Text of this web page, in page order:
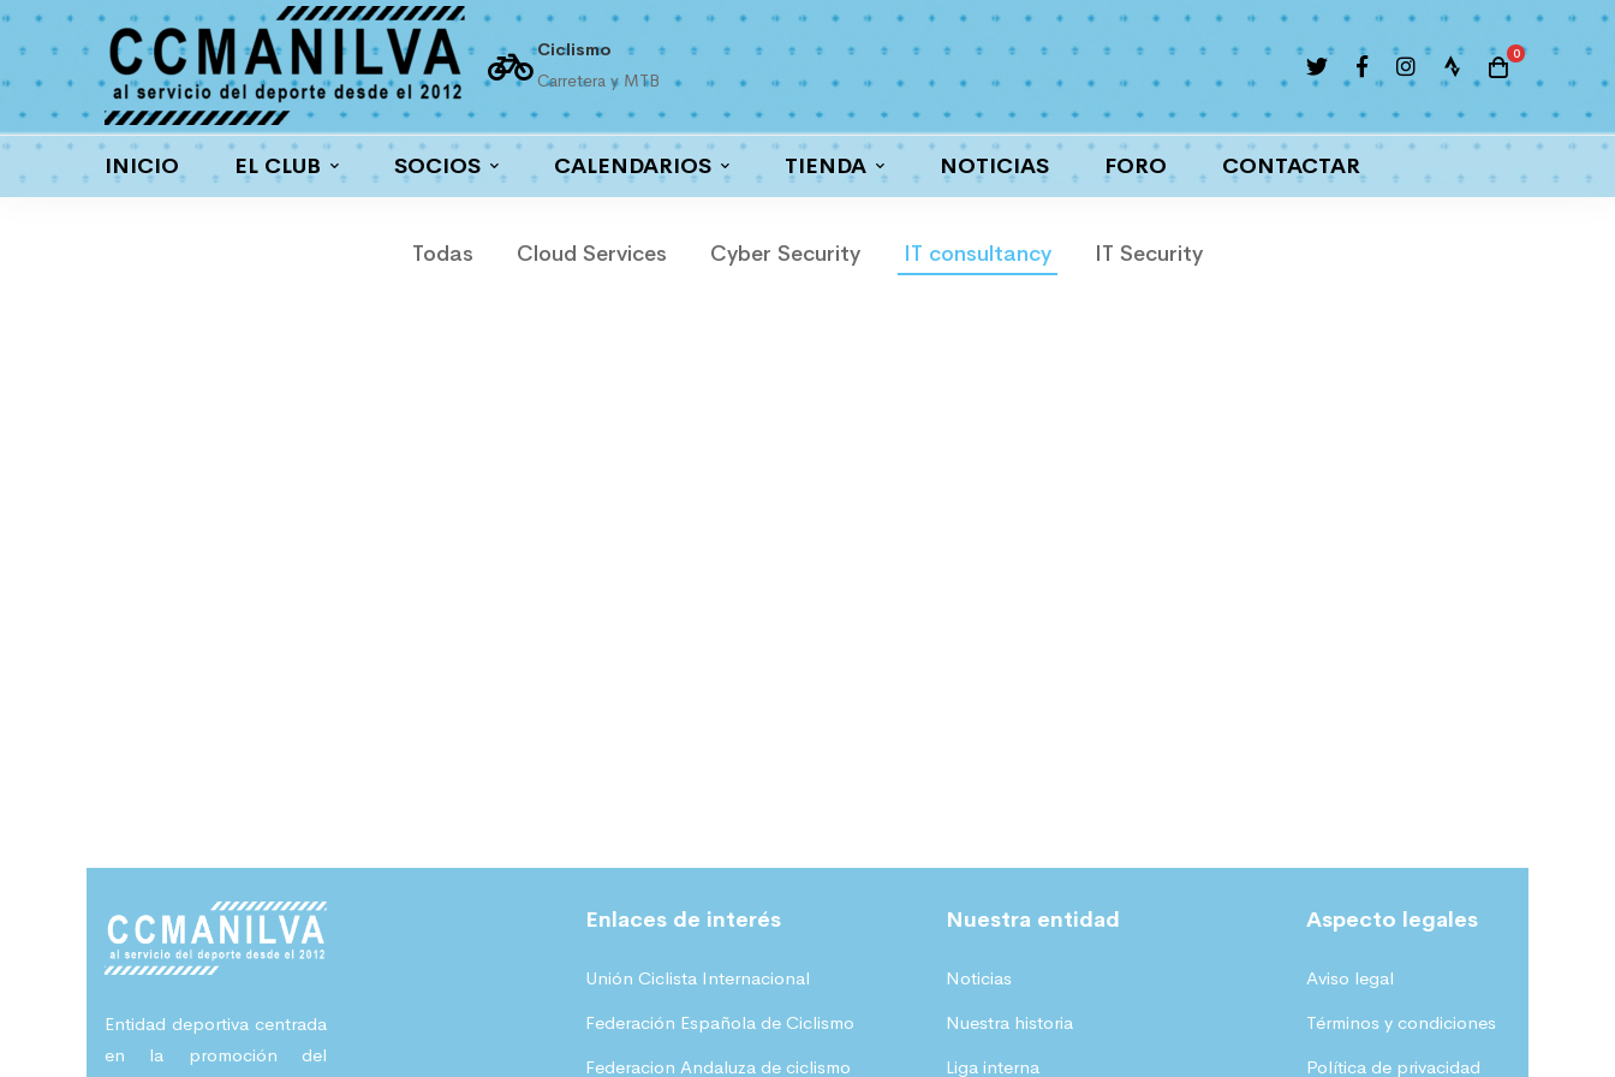
Ciclismo
Carretera y MTB
Atletismo
Trail y running
INICIO EL CLUB SOCIOS CALENDARIOS TIENDA NOTICIAS FORO CONTACTAR
Todas Cloud Services Cyber Security IT consultancy IT Security
Entidad deportiva centrada
en la promoción del
Enlaces de interés
Unión Ciclista Internacional
Federación Española de Ciclismo
Federacion Andaluza de ciclismo
Nuestra entidad
Noticias
Nuestra historia
Liga interna
Aspecto legales
Aviso legal
Términos y condiciones
Política de privacidad